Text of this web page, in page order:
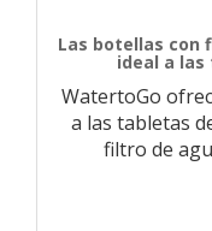
Las botellas con
ideal a
WatertoGo
a las tabletas
filtro de